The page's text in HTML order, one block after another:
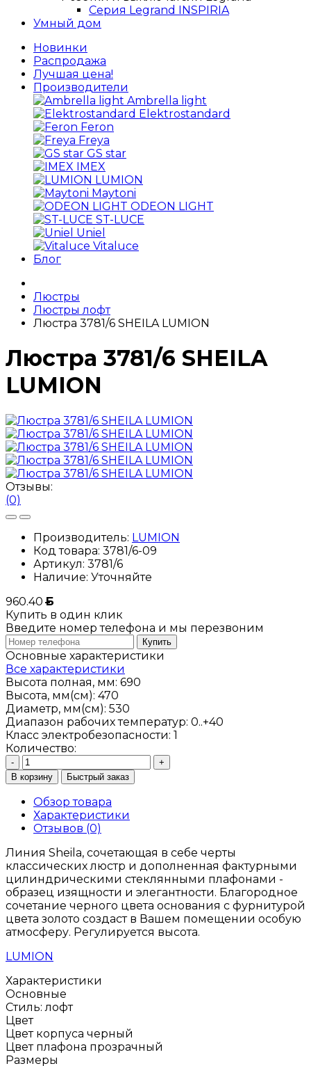
Серия Legrand INSPIRIA
Умный дом
Новинки
Распродажа
Лучшая цена!
Производители
Ambrella light
Elektrostandard
Feron
Freya
GS star
IMEX
LUMION
Maytoni
ODEON LIGHT
ST-LUCE
Uniel
Vitaluce
Блог
Люстры
Люстры лофт
Люстра 3781/6 SHEILA LUMION
Люстра 3781/6 SHEILA
LUMION
Отзывы:
(0)
Производитель: LUMION
Код товара: 3781/6-09
Артикул: 3781/6
Наличие: Уточняйте
960.40Б
Купить в один клик
Введите номер телефона и мы перезвоним
Купить
Основные характеристики
Все характеристики
Высота полная, мм: 690
Высота, мм(см): 470
Диаметр, мм(см): 530
Диапазон рабочих температур: 0..+40
Класс электробезопасности: 1
Количество:
-
+
В корзину
Быстрый заказ
Обзор товара
Характеристики
Отзывов (0)
Линия Sheila, сочетающая в себе черты
классических люстр и дополненная фактурными
цилиндрическими стеклянными плафонами -
образец изящности и элегантности. Благородное
сочетание черного цвета основания с фурнитурой
цвета золото создаст в Вашем помещении особую
атмосферу. Регулируется высота.
LUMION
Характеристики
Основные
Стиль: лофт
Цвет
Цвет корпуса черный
Цвет плафона прозрачный
Размеры